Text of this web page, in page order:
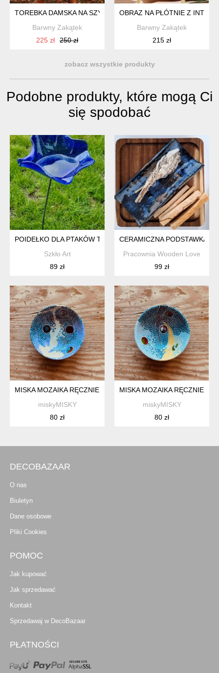
TOREBKA DAMSKA NA SZYDEŁKU ZE SZNURKA STYL BOHO-
Barwny Zakątek
225 zł
250 zł
OBRAZ NA PŁÓTNIE Z
Barwny Zakątek
215 zł
zobacz wszystkie produkty
Podobne produkty, które mogą Ci
się spodobać
POIDEŁKO DLA PTAKÓW TYCZKA DLA ROŚLIN - KWIAT
Szkło Art
89 zł
CERAMICZNA PODSTAWKA
Pracownia Wooden Love
99 zł
MISKA MOZAIKA RĘCZNIE MALOWANA DEKORACYJNA
miskyMISKY
80 zł
MISKA MOZAIKA RĘCZNIE
miskyMISKY
80 zł
DECOBAZAAR
O nas
Biuletyn
Dane osobowe
Pliki Cookies
POMOC
Jak kupować
Jak sprzedawać
Kontakt
Sprzedawaj w DecoBazaar
PŁATNOŚCI